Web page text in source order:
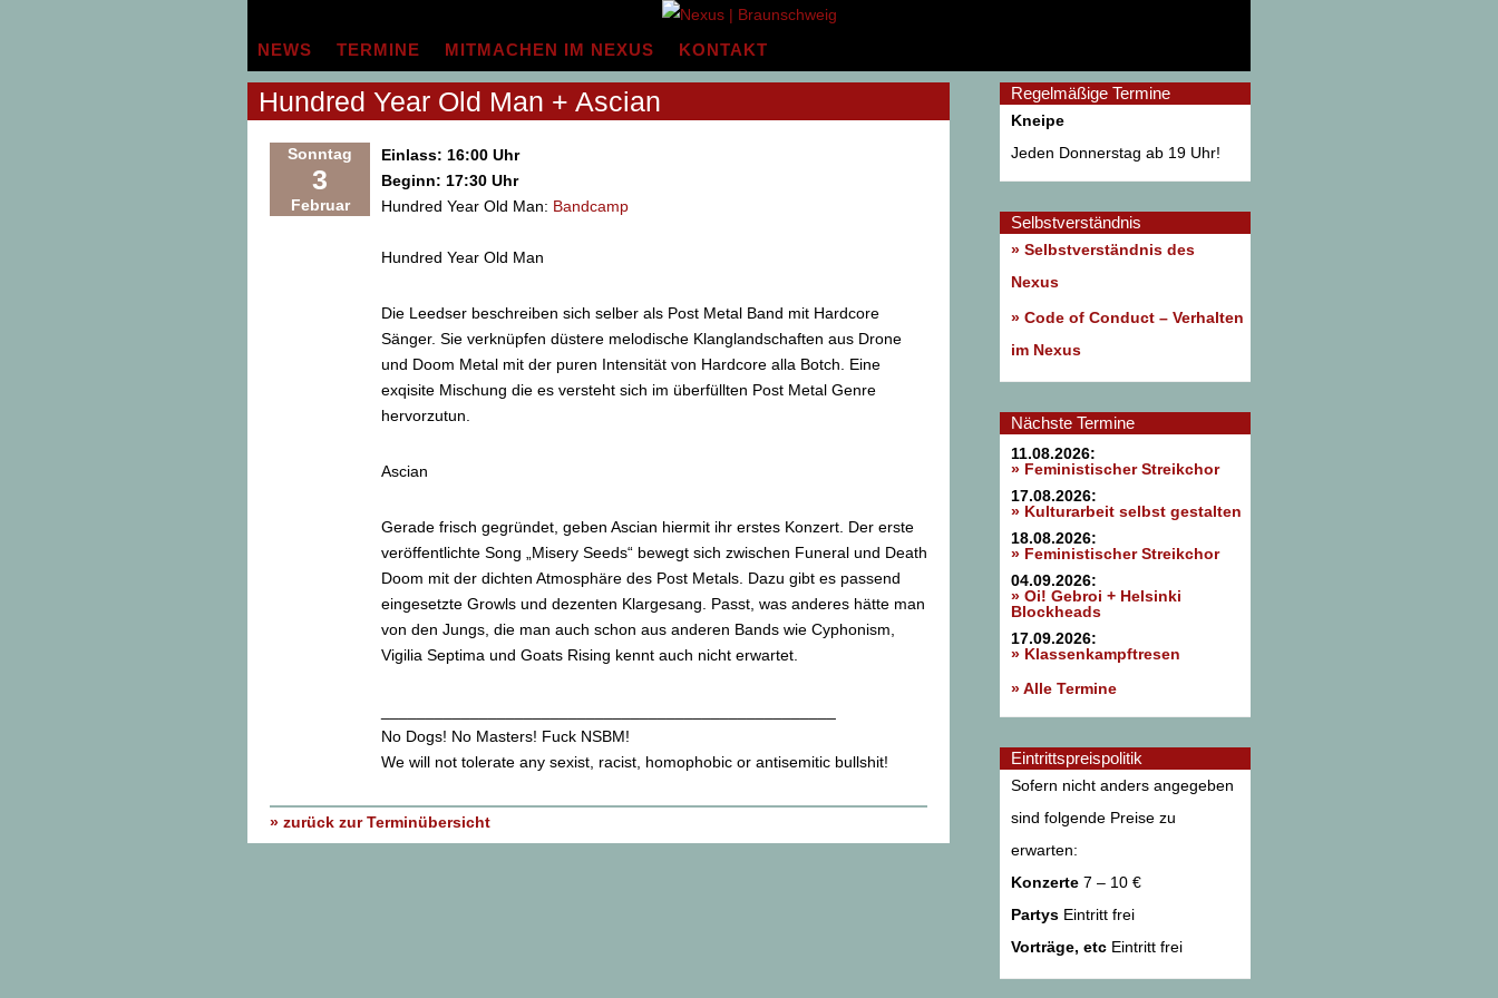
Inhalt
springen
NEWS TERMINE MITMACHEN IM NEXUS KONTAKT
Hundred Year Old Man + Ascian
Sonntag
3
Februar
Einlass: 16:00 Uhr
Beginn: 17:30 Uhr
Hundred Year Old Man: Bandcamp
Hundred Year Old Man
Die Leedser beschreiben sich selber als Post Metal Band mit Hardcore
Sänger. Sie verknüpfen düstere melodische Klanglandschaften aus Drone
und Doom Metal mit der puren Intensität von Hardcore alla Botch. Eine
exqisite Mischung die es versteht sich im überfüllten Post Metal Genre
hervorzutun.
Ascian
Gerade frisch gegründet, geben Ascian hiermit ihr erstes Konzert. Der erste
veröffentlichte Song „Misery Seeds“ bewegt sich zwischen Funeral und Death
Doom mit der dichten Atmosphäre des Post Metals. Dazu gibt es passend
eingesetzte Growls und dezenten Klargesang. Passt, was anderes hätte man
von den Jungs, die man auch schon aus anderen Bands wie Cyphonism,
Vigilia Septima und Goats Rising kennt auch nicht erwartet.
No Dogs! No Masters! Fuck NSBM!
We will not tolerate any sexist, racist, homophobic or antisemitic bullshit!
» zurück zur Terminübersicht
Regelmäßige Termine
Kneipe
Jeden Donnerstag ab 19 Uhr!
Selbstverständnis
» Selbstverständnis des
Nexus
» Code of Conduct – Verhalten
im Nexus
Nächste Termine
11.08.2026:
» Feministischer Streikchor
17.08.2026:
» Kulturarbeit selbst gestalten
18.08.2026:
» Feministischer Streikchor
04.09.2026:
» Oi! Gebroi + Helsinki
Blockheads
17.09.2026:
» Klassenkampftresen
» Alle Termine
Eintrittspreispolitik
Sofern nicht anders angegeben
sind folgende Preise zu
erwarten:
Konzerte 7 – 10 €
Partys Eintritt frei
Vorträge, etc Eintritt frei